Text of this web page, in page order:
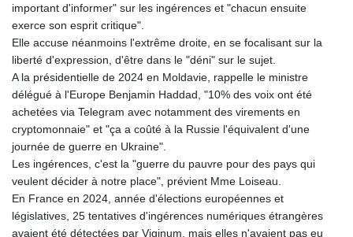
important d'informer" sur les ingérences et "chacun ensuite
exerce son esprit critique".
Elle accuse néanmoins l'extrême droite, en se focalisant sur la
liberté d'expression, d'être dans le "déni" sur le sujet.
A la présidentielle de 2024 en Moldavie, rappelle le ministre
délégué à l'Europe Benjamin Haddad, "10% des voix ont été
achetées via Telegram avec notamment des virements en
cryptomonnaie" et "ça a coûté à la Russie l'équivalent d'une
journée de guerre en Ukraine".
Les ingérences, c'est la "guerre du pauvre pour des pays qui
veulent décider à notre place", prévient Mme Loiseau.
En France en 2024, année d'élections européennes et
législatives, 25 tentatives d'ingérences numériques étrangères
avaient été détectées par Viginum, mais elles n'avaient pas eu